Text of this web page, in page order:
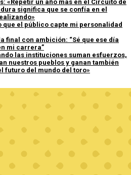
«Repetir un año más en el Circuito de
significa que se confía en el
que el público capte mi personalidad
final con ambición: “Sé que ese día
mi carrera”
las instituciones suman esfuerzos,
nuestros pueblos y ganan también
futuro del mundo del toro»